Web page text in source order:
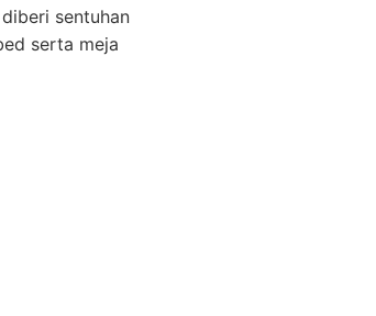
sentuhan
serta meja